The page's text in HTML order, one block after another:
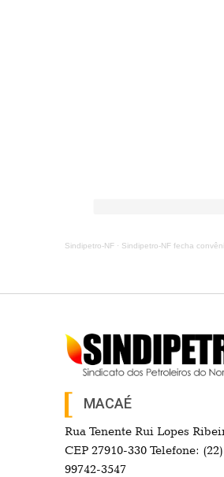
Sindipetro-NF · Sindipetro-NF fecha
MACAÉ
Rua Tenente Rui Lopes
CEP 27910-330 Telefone:
99742-3547